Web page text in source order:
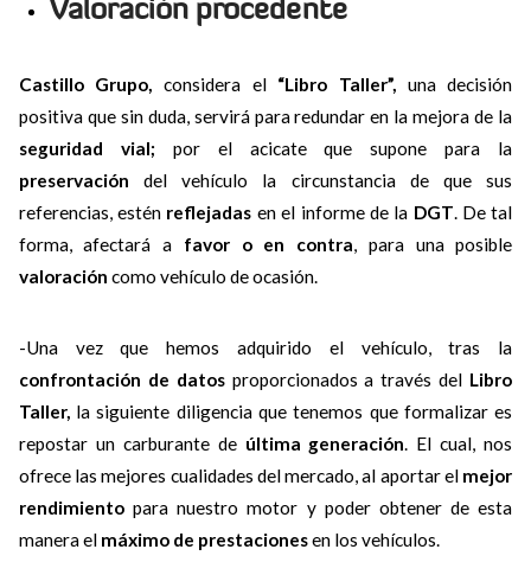
Castillo Grupo, considera el “Libro Taller”, una decisión
positiva que sin duda, servirá para redundar en la mejora de la
seguridad vial; por el acicate que supone para la
preservación del vehículo la circunstancia de que sus
referencias, estén reflejadas en el informe de la DGT. De tal
forma, afectará a favor o en contra, para una posible
valoración como vehículo de ocasión.
-Una vez que hemos adquirido el vehículo, tras la
confrontación de datosproporcionados a través del Libro
Taller,la siguiente diligencia que tenemos que formalizar es
repostar un carburante deúltima generación. El cual, nos
ofrece las mejores cualidades del mercado, al aportar el mejor
rendimientopara nuestro motor y poder obtener de esta
manera el máximo de prestacionesen los vehículos.